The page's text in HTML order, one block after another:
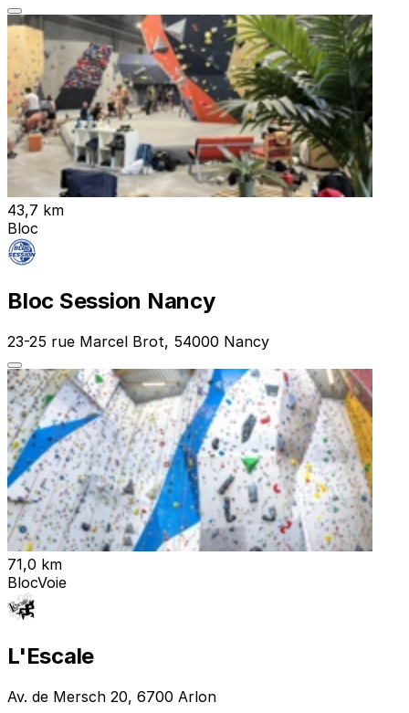
43,7 km
Bloc
Bloc Session Nancy
23-25 rue Marcel Brot, 54000 Nancy
71,0 km
BlocVoie
L'Escale
Av. de Mersch 20, 6700 Arlon